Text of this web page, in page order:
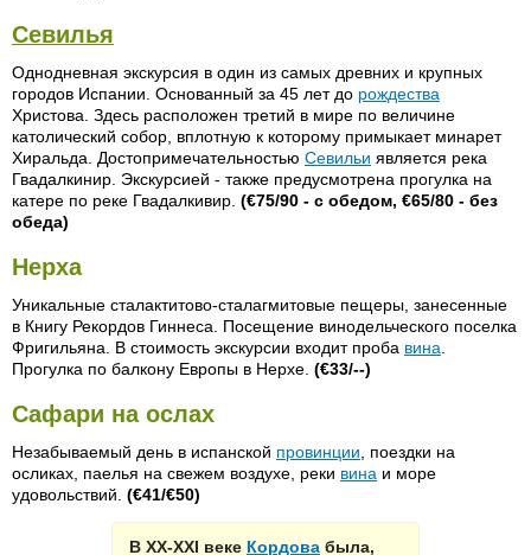
Севилья
Однодневная экскурсия в один из самых древних и крупных
городов Испании. Основанный за 45 лет до рождества
Христова. Здесь расположен третий в мире пo величине
католический собор, вплотную к которому примыкает минарет
Хиральда. Достопримечательностью Севильи является река
Гвадалкинир. Экскурсией - также предусмотрена прогулка на
катере по реке Гвадалкивир. (€75/90 - с обедом, €65/80 - без
обеда)
Нерха
Уникальные сталактитово-сталагмитовые пещеры, занесенные
в Книгу Рекордов Гиннеса. Посещение винодельческого поселка
Фригильяна. В стоимость экскурсии входит проба вина
Прогулка по балкону Европы в Нерхе. (€33/--)
Сафари на ослах
Незабываемый день в испанской провинции , поездки на
осликах, паелья на свежем воздухе, реки вина и море
удовольствий. (€41/€50)
В ХХ-ХХI веке Кордова была,